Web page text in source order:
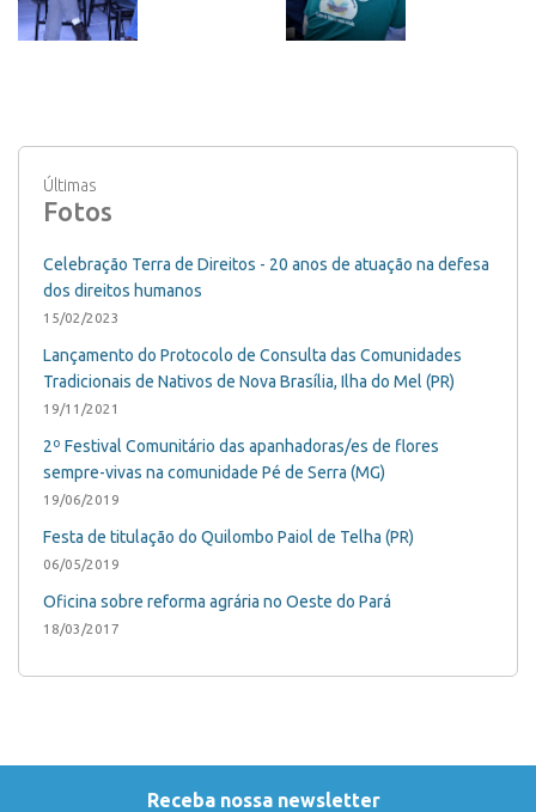
Últimas
Fotos
Celebração Terra de Direitos - 20 anos de atuação na defesa
dos direitos humanos
15/02/2023
Lançamento do Protocolo de Consulta das Comunidades
Tradicionais de Nativos de Nova Brasília, Ilha do Mel (PR)
19/11/2021
2º Festival Comunitário das apanhadoras/es de flores
sempre-vivas na comunidade Pé de Serra (MG)
19/06/2019
Festa de titulação do Quilombo Paiol de Telha (PR)
06/05/2019
Oficina sobre reforma agrária no Oeste do Pará
18/03/2017
Receba nossa newsletter